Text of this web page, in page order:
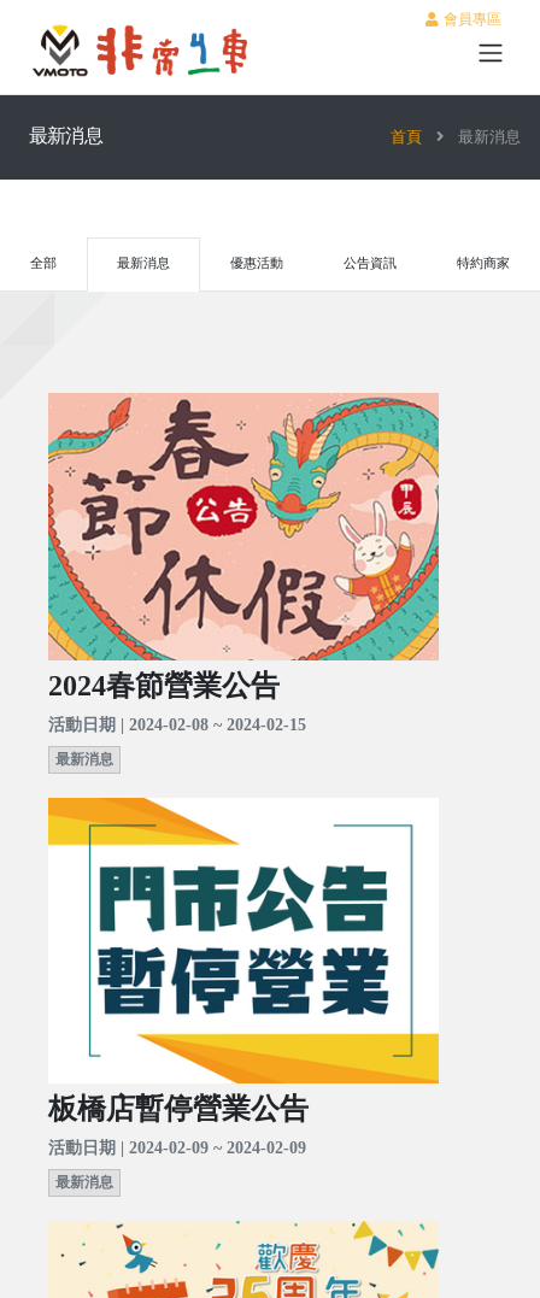
會員專區
最新消息 首頁 最新消息
全部 最新消息 優惠活動 公告資訊 特約商家
2024春節營業公告
活動日期 | 2024-02-08 ~ 2024-02-15
最新消息
板橋店暫停營業公告
活動日期 | 2024-02-09 ~ 2024-02-09
最新消息